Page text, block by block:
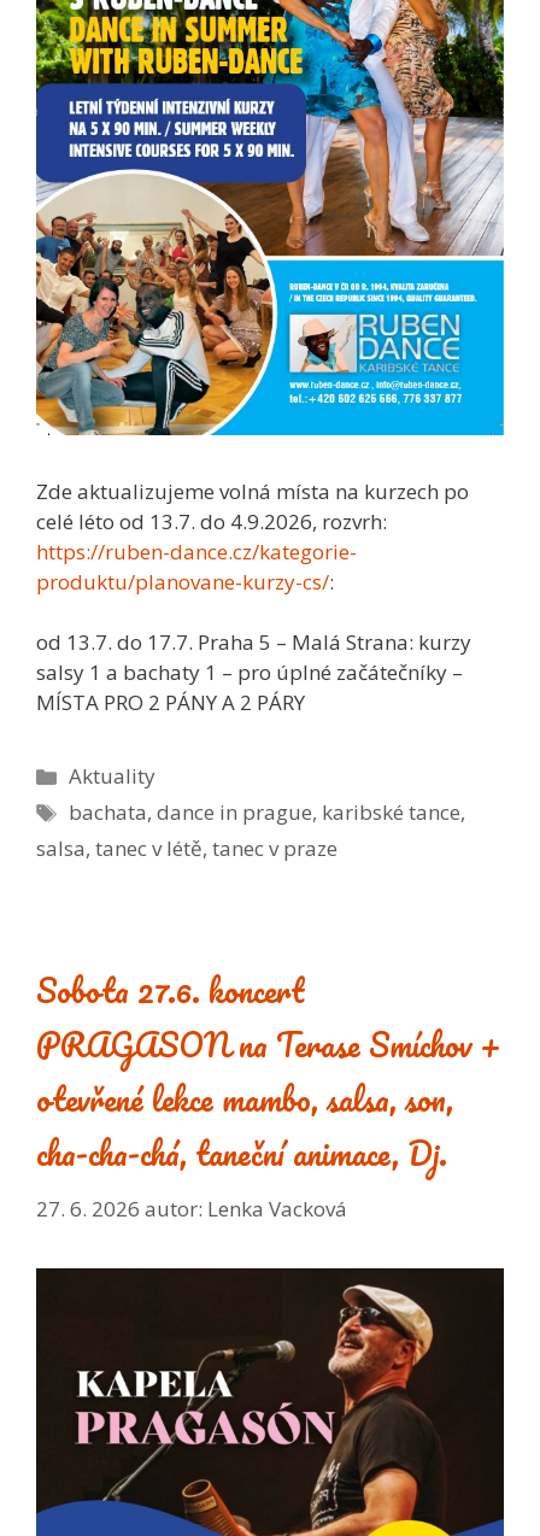
Zde aktualizujeme volná místa na kurzech po
celé léto od 13.7. do 4.9.2026, rozvrh:
https://ruben-dance.cz/kategorie-
produktu/planovane-kurzy-cs/:
od 13.7. do 17.7. Praha 5 – Malá Strana: kurzy
salsy 1 a bachaty 1 – pro úplné začátečníky –
MÍSTA PRO 2 PÁNY A 2 PÁRY
Rubriky
Aktuality
Štítky
bachata,dance in prague, karibské tance,
salsa, tanec v létě, tanec v praze
Sobota 27.6. koncert
PRAGASON na Terase Smíchov +
otevřené lekce mambo, salsa, son,
cha-cha-chá, taneční animace, Dj.
27. 6. 2026 autor: Lenka Vacková